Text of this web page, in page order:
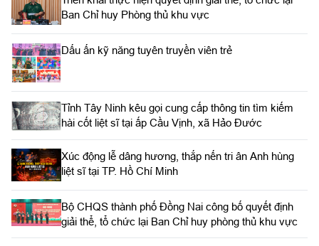
Ban Chỉ huy Phòng thủ khu vực
Dấu ấn kỹ năng tuyên truyền viên trẻ
Tỉnh Tây Ninh kêu gọi cung cấp thông tin tìm kiếm
hài cốt liệt sĩ tại ấp Cầu Vịnh, xã Hảo Đước
Xúc động lễ dâng hương, thắp nến tri ân Anh hùng
liệt sĩ tại TP. Hồ Chí Minh
Bộ CHQS thành phố Đồng Nai công bố quyết định
giải thể, tổ chức lại Ban Chỉ huy phòng thủ khu vực